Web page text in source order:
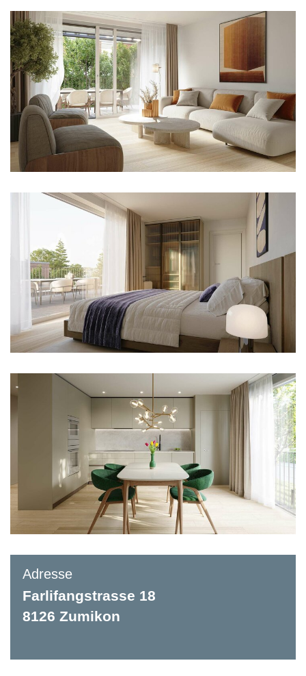
Adresse
Farlifangstrasse 18
8126 Zumikon